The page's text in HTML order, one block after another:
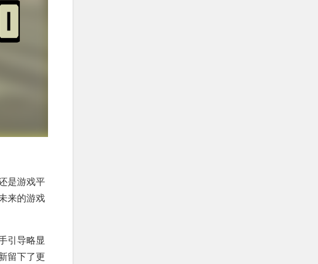
是游戏平
来的游戏
引导略显
留下了更